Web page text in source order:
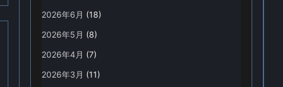
2026年6月 (18)
2026年5月 (8)
2026年4月 (7)
2026年3月 (11)